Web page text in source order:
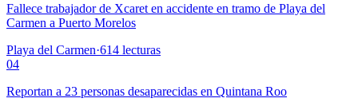
Fallece trabajador de Xcaret en accidente en tramo de Playa del
Carmen a Puerto Morelos
Playa del Carmen·614 lecturas
04
Reportan a 23 personas desaparecidas en Quintana Roo